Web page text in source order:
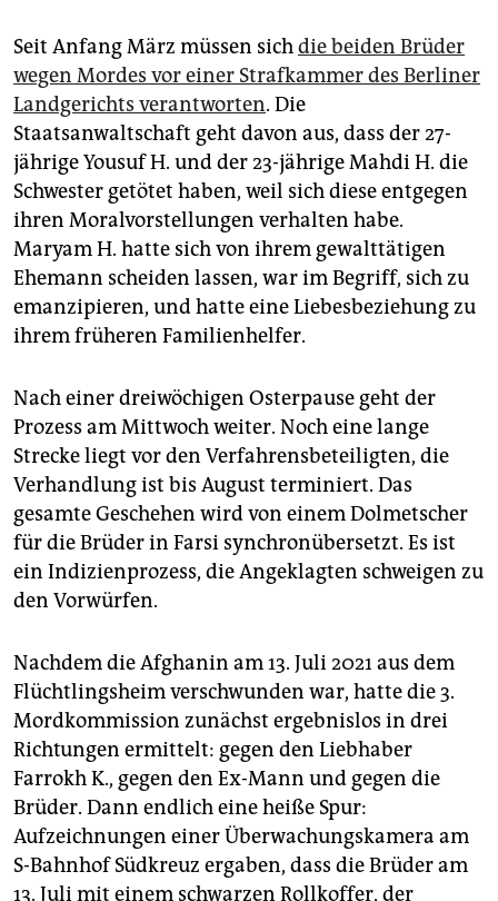
Seit Anfang März müssen sichdie beiden Brüder
wegen Mordes vor einer Strafkammer des Berliner
Landgerichts verantworten. Die
Staatsanwaltschaft geht davon aus, dass der 27-
jährige Yousuf H. und der 23-jährige Mahdi H. die
Schwester getötet haben, weil sich diese entgegen
ihren Moralvorstellungen verhalten habe.
Maryam H. hatte sich von ihrem gewalttätigen
Ehemann scheiden lassen, war im Begriff, sich zu
emanzipieren, und hatte eine Liebesbeziehung zu
ihrem früheren Familienhelfer.
Nach einer dreiwöchigen Osterpause geht der
Prozess am Mittwoch weiter. Noch eine lange
Strecke liegt vor den Verfahrensbeteiligten, die
Verhandlung ist bis August terminiert. Das
gesamte Geschehen wird von einem Dolmetscher
für die Brüder in Farsi synchronübersetzt. Es ist
ein Indizienprozess, die Angeklagten schweigen zu
den Vorwürfen.
Nachdem die Afghanin am 13. Juli 2021 aus dem
Flüchtlingsheim verschwunden war, hatte die 3.
Mordkommission zunächst ergebnislos in drei
Richtungen ermittelt: gegen den Liebhaber
Farrokh K., gegen den Ex-Mann und gegen die
Brüder. Dann endlich eine heiße Spur:
Aufzeichnungen einer Überwachungskamera am
S-Bahnhof Südkreuz ergaben, dass die Brüder am
13. Juli mit einem schwarzen Rollkoffer, der